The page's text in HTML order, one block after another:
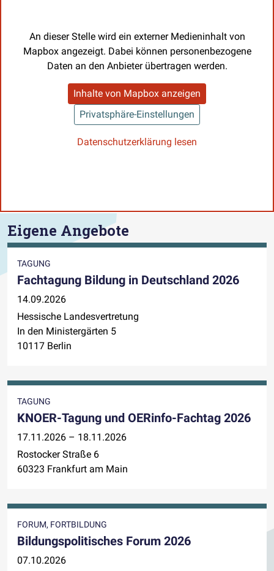
An dieser Stelle wird ein externer Medieninhalt von
Mapbox angezeigt. Dabei können personenbezogene
Daten an den Anbieter übertragen werden.
Inhalte von Mapbox anzeigen
Privatsphäre-Einstellungen
Datenschutzerklärung lesen
Eigene Angebote
TAGUNG
Fachtagung Bildung in Deutschland 2026
14.09.2026
Hessische Landesvertretung
In den Ministergärten 5
10117 Berlin
TAGUNG
KNOER-Tagung und OERinfo-Fachtag 2026
17.11.2026 – 18.11.2026
Rostocker Straße 6
60323 Frankfurt am Main
FORUM, FORTBILDUNG
Bildungspolitisches Forum 2026
07.10.2026